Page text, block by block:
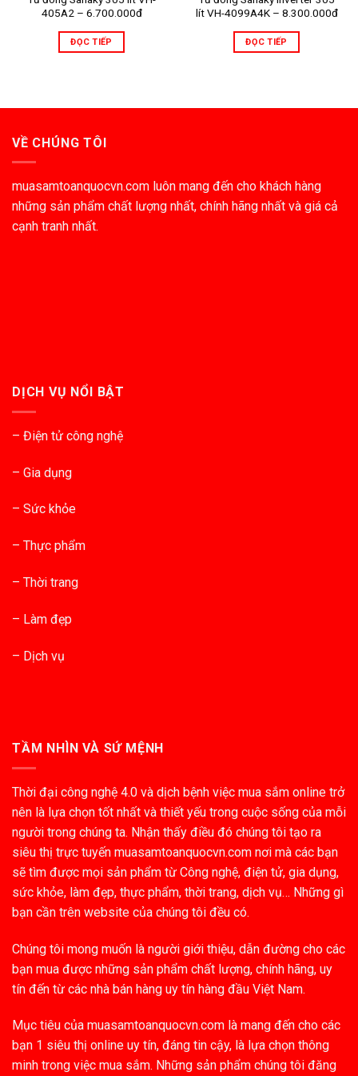
405A2 – 6.700.000đ
ĐỌC TIẾP
lít VH-4099A4K – 8.300.000đ
ĐỌC TIẾP
VỀ CHÚNG TÔI
muasamtoanquocvn.com luôn mang đến cho khách hàng
những sản phẩm chất lượng nhất, chính hãng nhất và giá cả
cạnh tranh nhất.
DỊCH VỤ NỔI BẬT
– Điện tử công nghệ
– Gia dụng
– Sức khỏe
– Thực phẩm
– Thời trang
– Làm đẹp
– Dịch vụ
TẦM NHÌN VÀ SỨ MỆNH
Thời đại công nghệ 4.0 và dịch bệnh việc mua sắm online trở
nên là lựa chọn tốt nhất và thiết yếu trong cuộc sống của mỗi
người trong chúng ta. Nhận thấy điều đó chúng tôi tạo ra
siêu thị trực tuyến muasamtoanquocvn.com nơi mà các bạn
sẽ tìm được mọi sản phẩm từ Công nghệ, điện tử, gia dụng,
sức khỏe, làm đẹp, thực phẩm, thời trang, dịch vụ… Những gì
bạn cần trên website của chúng tôi đều có.
Chúng tôi mong muốn là người giới thiệu, dẫn đường cho các
bạn mua được những sản phẩm chất lượng, chính hãng, uy
tín đến từ các nhà bán hàng uy tín hàng đầu Việt Nam.
Mục tiêu của muasamtoanquocvn.com là mang đến cho các
bạn 1 siêu thị online uy tín, đáng tin cậy, là lựa chọn thông
minh trong việc mua sắm. Những sản phẩm chúng tôi đăng